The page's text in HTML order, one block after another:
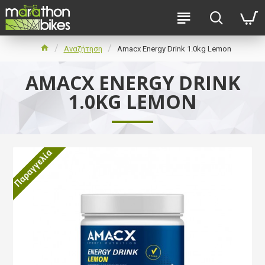
Αναζήτηση Amacx Energy Drink 1.0kg Lemon
AMACX ENERGY DRINK
1.0KG LEMON
Παραγγελία